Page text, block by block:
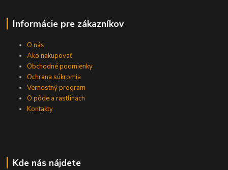
Informácie pre zákazníkov
O nás
Ako nakupovať
Obchodné podmienky
Ochrana súkromia
Vernostný program
O pôde a rastlinách
Kontakty
Kde nás nájdete